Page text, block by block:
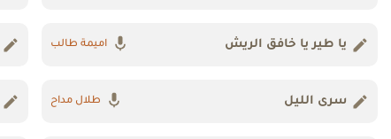
يا طير يا خافق الريش اميمة طالب
سرى الليل طلال مداح